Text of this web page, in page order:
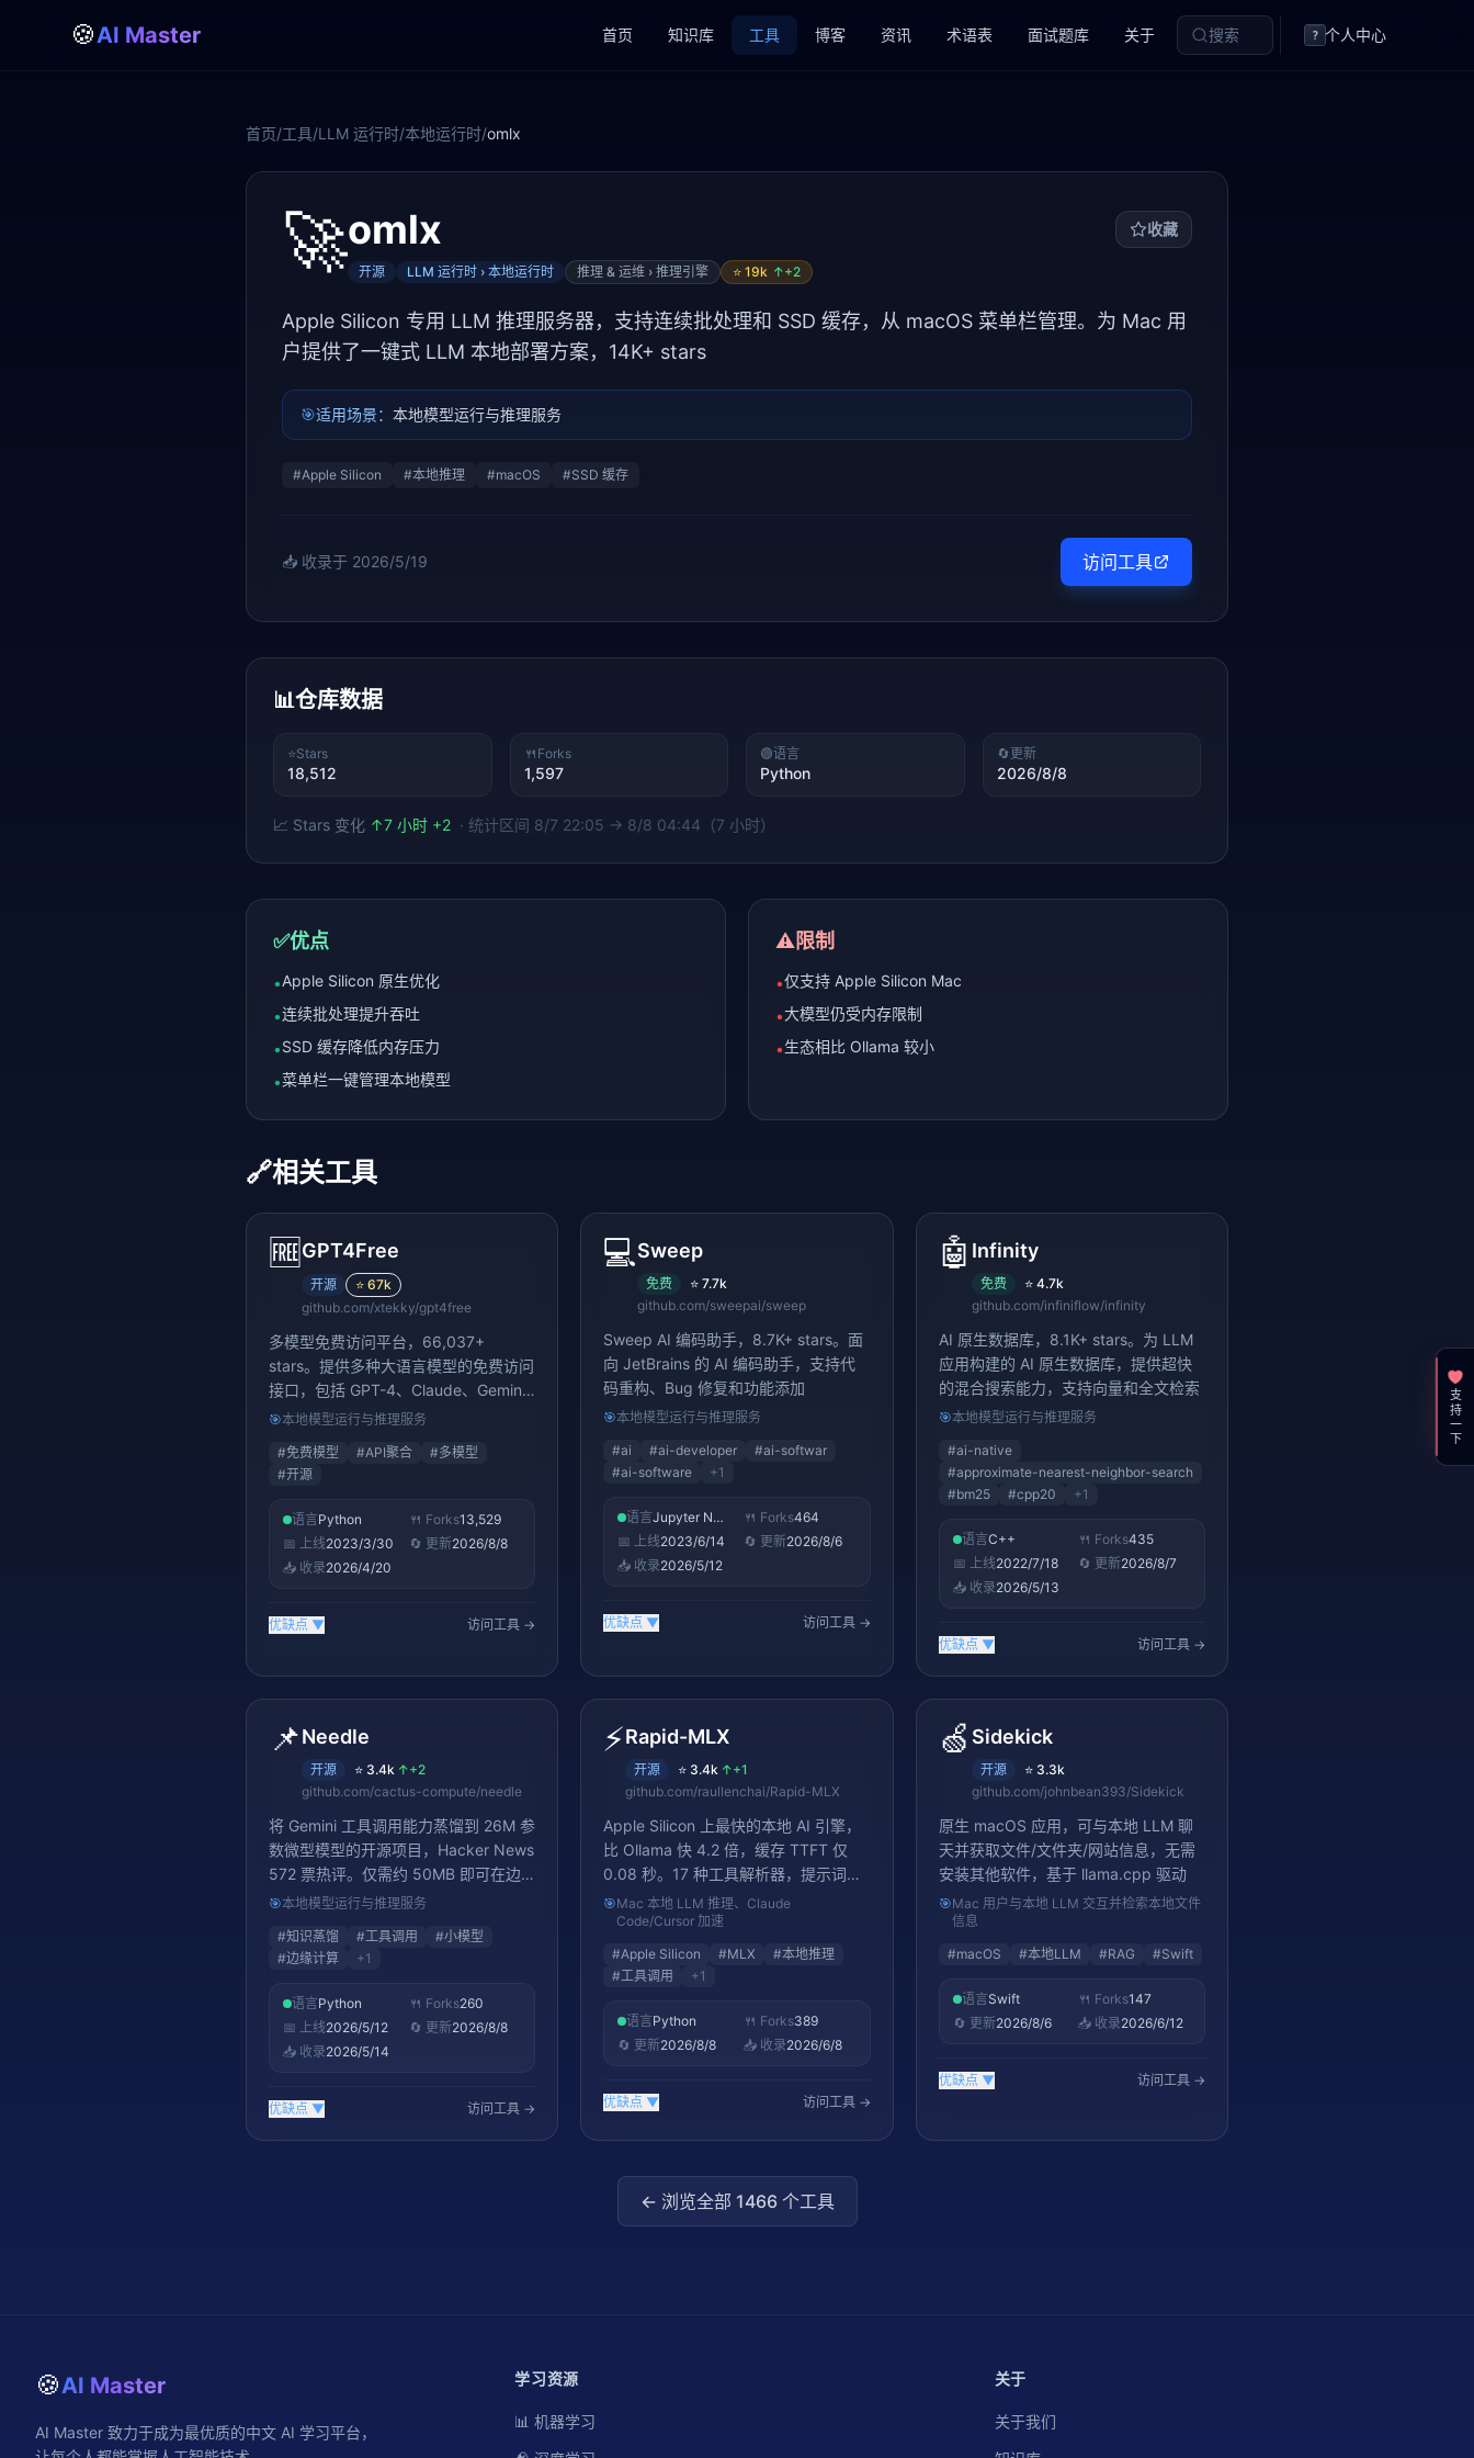
🍪AI Master 首页 知识库 工具 博客 资讯 术语表 面试题库 关于 搜索 ? 个人中心
首页/工具/LLM 运行时/本地运行时/omlx
🚀omlx 收藏
开源 LLM 运行时 › 本地运行时 推理 & 运维 › 推理引擎 ⭐ 19k ↑+2
Apple Silicon 专用 LLM 推理服务器，支持连续批处理和 SSD 缓存，从 macOS 菜单栏管理。为 Mac 用
户提供了一键式 LLM 本地部署方案，14K+ stars
🎯适用场景： 本地模型运行与推理服务
#Apple Silicon #本地推理 #macOS #SSD 缓存
📥 收录于 2026/5/19 访问工具
📊仓库数据
⭐Stars
18,512
🍴 Forks
1,597
🟢语言
Python
🔄更新
2026/8/8
📈 Stars 变化 ↑7 小时 +2 · 统计区间 8/7 22:05 → 8/8 04:44（7 小时）
✅优点
•Apple Silicon 原生优化
•连续批处理提升吞吐
•SSD 缓存降低内存压力
•菜单栏一键管理本地模型
⚠️限制
•仅支持 Apple Silicon Mac
•大模型仍受内存限制
•生态相比 Ollama 较小
🔗相关工具
🆓GPT4Free
开源 ⭐ 67k
github.com/xtekky/gpt4free
多模型免费访问平台，66,037+
stars。提供多种大语言模型的免费访问
接口，包括 GPT-4、Claude、Gemini
等主流模型的聚合调用方案
🎯本地模型运行与推理服务
#免费模型 #API聚合 #多模型
#开源
语言Python 🍴 Forks13,529
📅 上线2023/3/30 🔄 更新2026/8/8
📥 收录2026/4/20
优缺点 ▼ 访问工具 →
💻Sweep
免费 ⭐7.7k
github.com/sweepai/sweep
Sweep AI 编码助手，8.7K+ stars。面
向 JetBrains 的 AI 编码助手，支持代
码重构、Bug 修复和功能添加
🎯本地模型运行与推理服务
#ai #ai-developer #ai-softwar
#ai-software +1
语言 Jupyter Notebook 🍴 Forks464
📅 上线2023/6/14 🔄 更新2026/8/6
📥 收录2026/5/12
优缺点 ▼ 访问工具 →
🤖 Infinity
免费 ⭐ 4.7k
github.com/infiniflow/infinity
AI 原生数据库，8.1K+ stars。为 LLM
应用构建的 AI 原生数据库，提供超快
的混合搜索能力，支持向量和全文检索
🎯本地模型运行与推理服务
#ai-native
#approximate-nearest-neighbor-search
#bm25 #cpp20 +1
语言C++ 🍴 Forks435
📅 上线2022/7/18 🔄 更新2026/8/7
📥 收录2026/5/13
优缺点 ▼ 访问工具 →
📌Needle
开源 ⭐ 3.4k ↑+2
github.com/cactus-compute/needle
将 Gemini 工具调用能力蒸馏到 26M 参
数微型模型的开源项目，Hacker News
572 票热评。仅需约 50MB 即可在边
缘设备运行工具调用，展示了知识蒸馏
和低带宽场景。
🎯本地模型运行与推理服务
#知识蒸馏 #工具调用 #小模型
#边缘计算 +1
语言Python 🍴 Forks260
📅 上线2026/5/12 🔄 更新2026/8/8
📥 收录2026/5/14
优缺点 ▼ 访问工具 →
⚡Rapid-MLX
开源 ⭐ 3.4k ↑+1
github.com/raullenchai/Rapid-MLX
Apple Silicon 上最快的本地 AI 引擎，
比 Ollama 快 4.2 倍，缓存 TTFT 仅
0.08 秒。17 种工具解析器，提示词缓
存，推理分离
🎯Mac 本地 LLM 推理、Claude
Code/Cursor 加速
#Apple Silicon #MLX #本地推理
#工具调用 +1
语言Python 🍴 Forks389
🔄 更新2026/8/8 📥 收录2026/6/8
优缺点 ▼ 访问工具 →
🍏 Sidekick
开源 ⭐ 3.3k
github.com/johnbean393/Sidekick
原生 macOS 应用，可与本地 LLM 聊
天并获取文件/文件夹/网站信息，无需
安装其他软件，基于 llama.cpp 驱动
🎯Mac 用户与本地 LLM 交互并检索本地文件
信息
#macOS #本地LLM #RAG #Swift
语言Swift 🍴 Forks147
🔄 更新2026/8/6 📥 收录2026/6/12
优缺点 ▼ 访问工具 →
← 浏览全部 1466个工具
🍪AI Master
AI Master 致力于成为最优质的中文 AI 学习平台，
学习资源
📊 机器学习
关于
关于我们
支持一下